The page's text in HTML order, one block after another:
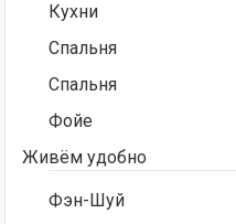
Кухни
Спальня
Спальня
Фойе
Живём удобно
Фэн-Шуй